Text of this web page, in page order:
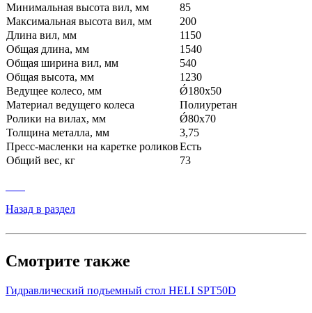
Минимальная высота вил, мм
85
Максимальная высота вил, мм
200
Длина вил, мм
1150
Общая длина, мм
1540
Общая ширина вил, мм
540
Общая высота, мм
1230
Ведущее колесо, мм
Ǿ180х50
Материал ведущего колеса
Полиуретан
Ролики на вилах, мм
Ǿ80х70
Толщина металла, мм
3,75
Пресс-масленки на каретке роликовЕсть
Общий вес, кг
73
Назад в раздел
Смотрите также
Гидравлический подъемный стол HELI SPT50D